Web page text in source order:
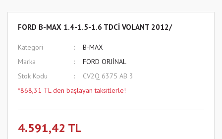
FORD B-MAX 1.4-1.5-1.6 TDCİ VOLANT 2012/
Kategori
B-MAX
Marka
FORD ORJİNAL
Stok Kodu
CV2Q 6375 AB 3
*868,31 TL den başlayan taksitlerle!
4.591,42 TL